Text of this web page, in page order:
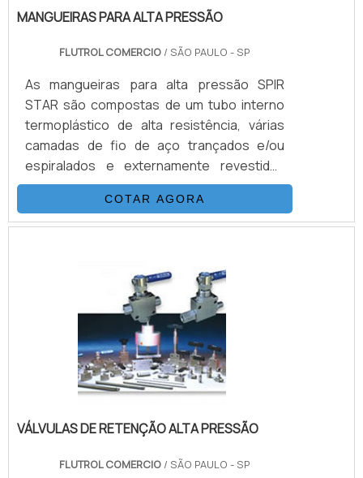
MANGUEIRAS PARA ALTA PRESSÃO
FLUTROL COMERCIO / SÃO PAULO - SP
As mangueiras para alta pressão SPIR
STAR são compostas de um tubo interno
termoplástico de alta resistência, várias
camadas de fio de aço trançados e/ou
espiralados e externamente revestidas
com uma capa de poliamida (nylon) ou
poliuretano. Esta combinação, adicionada a
um processo único de trançagem
flexível, que possui as seguintes
propriedades: Desenvolvida para alta e
altíssimas pressões (3.200 Bar) Excelentes
características de vazão Baixa expansão
COTAR AGORA
VÁLVULAS DE RETENÇÃO ALTA PRESSÃO
FLUTROL COMERCIO / SÃO PAULO - SP